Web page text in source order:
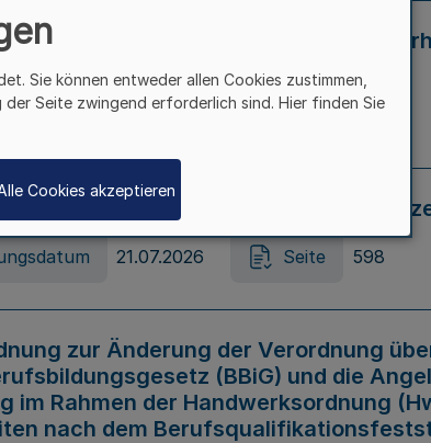
von Diskriminierung in
– LADG NRW)
21.07.2026 Seite 595
des Online-Casinospiel
21.07.2026 Seite 598
zur Änderung der Verordnung
(BBiG) und die
im Rahmen der Handwerksordnung
nach dem
Sie können entweder allen Cookies zustimmen,
Seite zwingend erforderlich sind. Hier finden Sie
Cookies akzeptieren